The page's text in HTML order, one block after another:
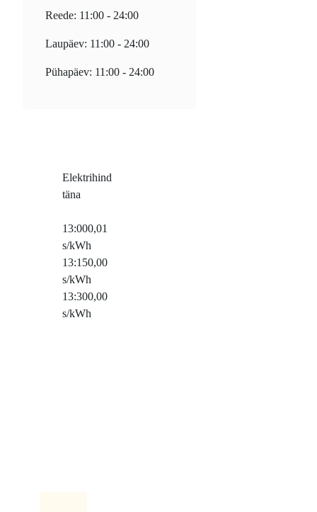
Reede: 11:00 - 24:00
Laupäev: 11:00 - 24:00
Pühapäev: 11:00 - 24:00
Elektrihind
täna
13:000,01
s/kWh
13:150,00
s/kWh
13:300,00
s/kWh